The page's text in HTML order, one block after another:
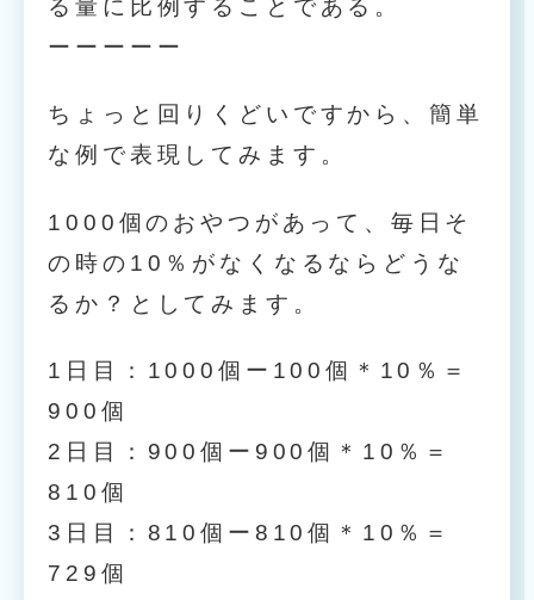
る量に比例することである。
ーーーーー
ちょっと回りくどいですから、簡単
な例で表現してみます。
1000個のおやつがあって、毎日そ
の時の10％がなくなるならどうな
るか？としてみます。
1日目：1000個ー100個＊10％＝
900個
2日目：900個ー900個＊10％＝
810個
3日目：810個ー810個＊10％＝
729個